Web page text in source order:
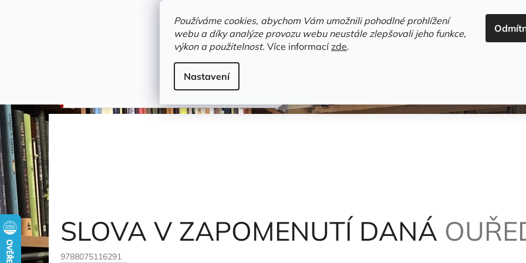
Používáme cookies, abychom Vám umožnili pohodlné prohlížení
webu a díky analýze provozu webu neustále zlepšovali jeho funkce,
výkon a použitelnost. Více informacízde.
Nastavení
HLEDAT
Novinky Trvalky a bestsellery
populárně naučná literatura
SLOVA V ZAPOMENUTÍ DANÁOuředník Patrik
SLOVA V ZAPOMENUTÍ DANÁ
9788075116291